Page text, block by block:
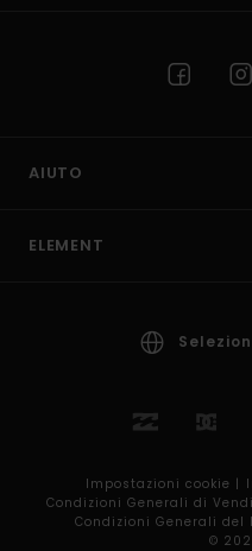
AIUTO
ELEMENT
Impostazioni cookie |
Condizioni Generali di
Condizioni Generali del
©